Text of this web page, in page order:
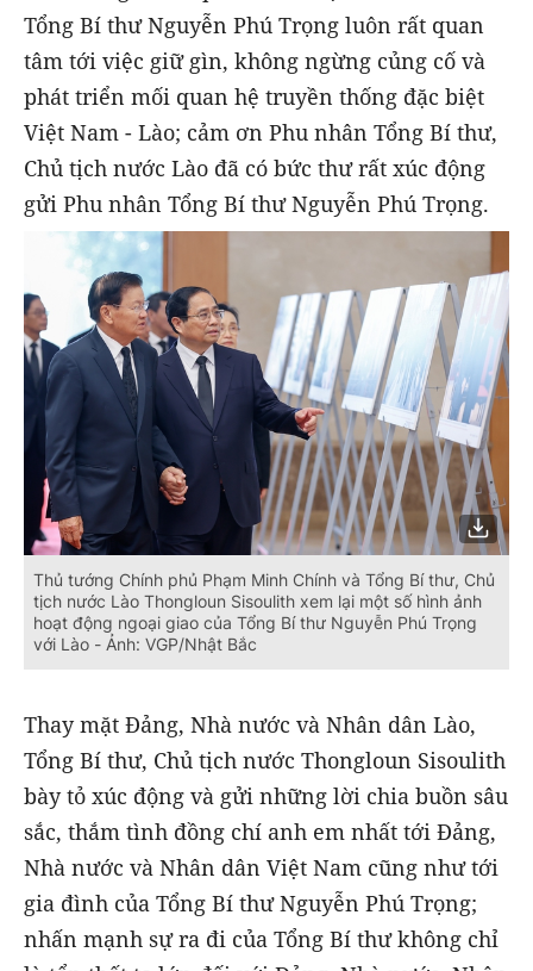
Tổng Bí thư Nguyễn Phú Trọng luôn rất quan
tâm tới việc giữ gìn, không ngừng củng cố và
phát triển mối quan hệ truyền thống đặc biệt
Việt Nam - Lào; cảm ơn Phu nhân Tổng Bí thư,
Chủ tịch nước Lào đã có bức thư rất xúc động
gửi Phu nhân Tổng Bí thư Nguyễn Phú Trọng.
Thủ tướng Chính phủ Phạm Minh Chính và Tổng Bí thư, Chủ
tịch nước Lào Thongloun Sisoulith xem lại một số hình ảnh
hoạt động ngoại giao của Tổng Bí thư Nguyễn Phú Trọng
với Lào - Ảnh: VGP/Nhật Bắc
Thay mặt Đảng, Nhà nước và Nhân dân Lào,
Tổng Bí thư, Chủ tịch nước Thongloun Sisoulith
bày tỏ xúc động và gửi những lời chia buồn sâu
sắc, thắm tình đồng chí anh em nhất tới Đảng,
Nhà nước và Nhân dân Việt Nam cũng như tới
gia đình của Tổng Bí thư Nguyễn Phú Trọng;
nhấn mạnh sự ra đi của Tổng Bí thư không chỉ